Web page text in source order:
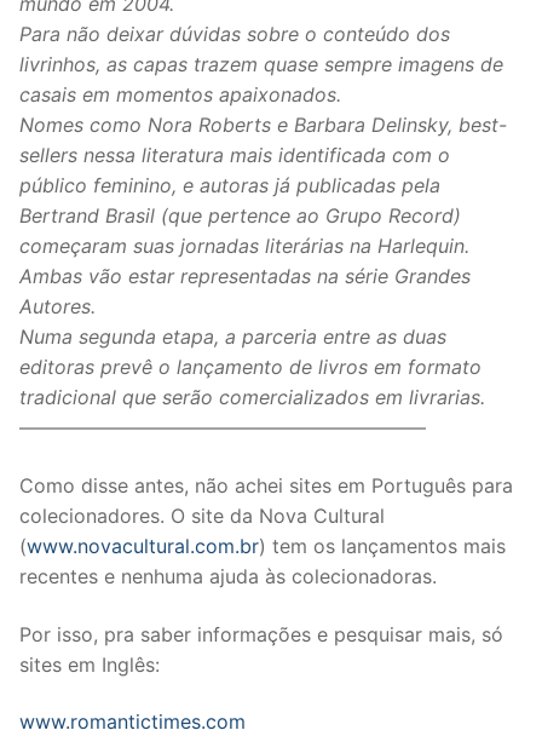
Para não deixar dúvidas sobre o conteúdo dos
livrinhos, as capas trazem quase sempre imagens de
casais em momentos apaixonados.
Nomes como Nora Roberts e Barbara Delinsky, best-
sellers nessa literatura mais identificada com o
público feminino, e autoras já publicadas pela
Bertrand Brasil (que pertence ao Grupo Record)
começaram suas jornadas literárias na Harlequin.
Ambas vão estar representadas na série Grandes
Autores.
Numa segunda etapa, a parceria entre as duas
editoras prevê o lançamento de livros em formato
tradicional que serão comercializados em livrarias.
—————————————————————
Como disse antes, não achei sites em Português para
colecionadores. O site da Nova Cultural
(www.novacultural.com.br) tem os lançamentos mais
recentes e nenhuma ajuda às colecionadoras.
Por isso, pra saber informações e pesquisar mais, só
sites em Inglês:
www.romantictimes.com